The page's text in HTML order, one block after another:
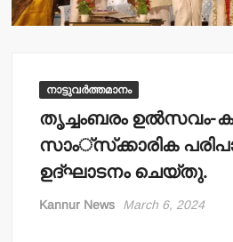
നാട്ടുവർത്തമാനം
തൃച്ചംബരം ഉല്‍സവം-
സാം്‌സ്‌ക്കാരിക
ഉദ്ഘാടനം ചെയ്തു.
Kannur News March 6, 2024